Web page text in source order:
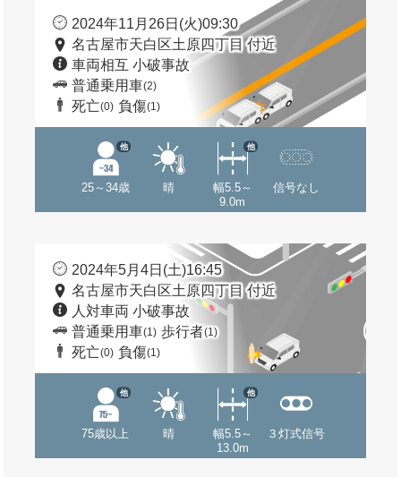
2024年11月26日(火)09:30
名古屋市天白区土原四丁目 付近
車両相互 小破事故
普通乗用車(2)
死亡(0) 負傷(1)
25～34歳
他
晴
幅5.5～
9.0m
他
信号なし
2024年5月4日(土)16:45
名古屋市天白区土原四丁目 付近
人対車両 小破事故
普通乗用車(1) 歩行者(1)
死亡(0) 負傷(1)
75歳以上
他
晴
幅5.5～
13.0m
他
３灯式信号